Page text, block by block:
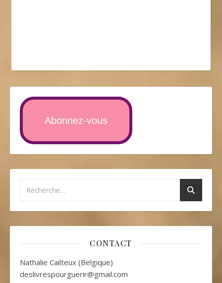
Abonnez-vous
CONTACT
Nathalie Cailteux (Belgique)
deslivrespourguerir@gmail.com